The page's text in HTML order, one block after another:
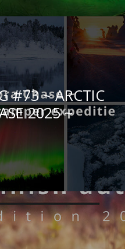
#73 ~ ARCTIC
2025 ~